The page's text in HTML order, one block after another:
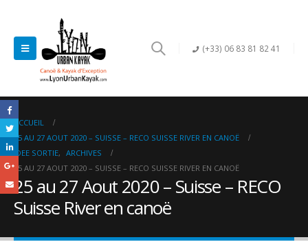
(+33) 06 83 81 82 41
ACCUEIL
25 AU 27 AOUT 2020 – SUISSE – RECO SUISSE RIVER EN CANOË
IDEE SORTIE, ARCHIVES
25 AU 27 AOUT 2020 – SUISSE – RECO SUISSE RIVER EN CANOË
25 au 27 Aout 2020 – Suisse – RECO
Suisse River en canoë